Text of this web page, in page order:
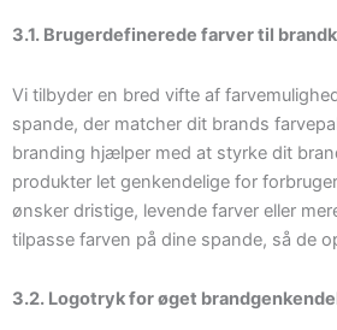
3.1. Brugerdefinerede farver til
Vi tilbyder en bred vifte af
spande, der matcher dit brands
branding hjælper med at styrke dit
produkter let genkendelige for
ønsker dristige, levende farver eller
tilpasse farven på dine spande, så de
3.2. Logotryk for øget